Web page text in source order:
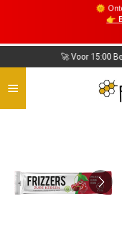
🌞
👉
🚀 Voor 15:00